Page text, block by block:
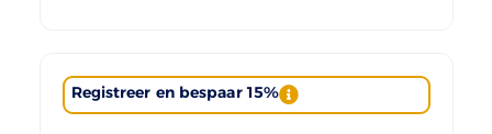
Registreer en bespaar 15%